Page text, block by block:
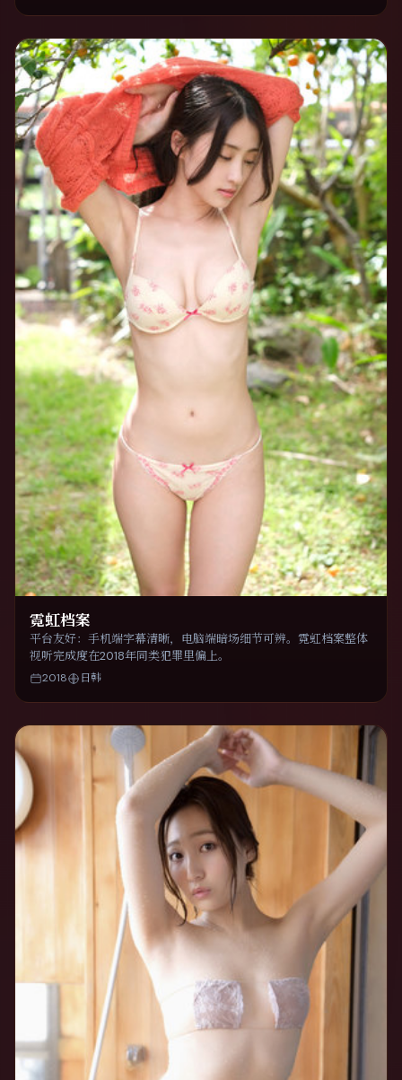
霓虹档案
平台友好：手机端字幕清晰，电脑端暗场细节可辨。霓虹档案整体
视听完成度在2018年同类犯罪里偏上。
2018 日韩